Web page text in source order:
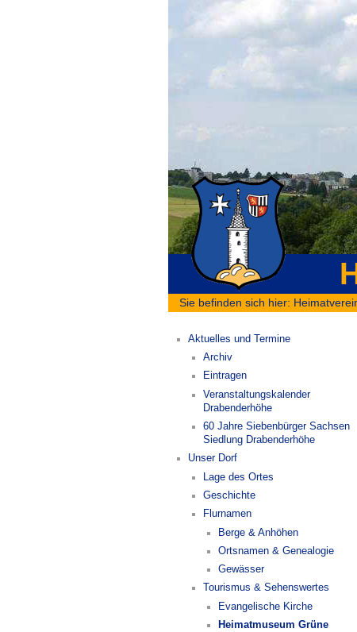
Sie befinden sich hier:
Aktuelles und Termine
Archiv
Eintragen
Veranstaltungskalender
Drabenderhöhe
60 Jahre Siebenbürger Sachsen
Siedlung Drabenderhöhe
Unser Dorf
Lage des Ortes
Geschichte
Flurnamen
Berge & Anhöhen
Ortsnamen & Genealogie
Gewässer
Tourismus & Sehenswertes
Evangelische Kirche
Heimatmuseum Grüne